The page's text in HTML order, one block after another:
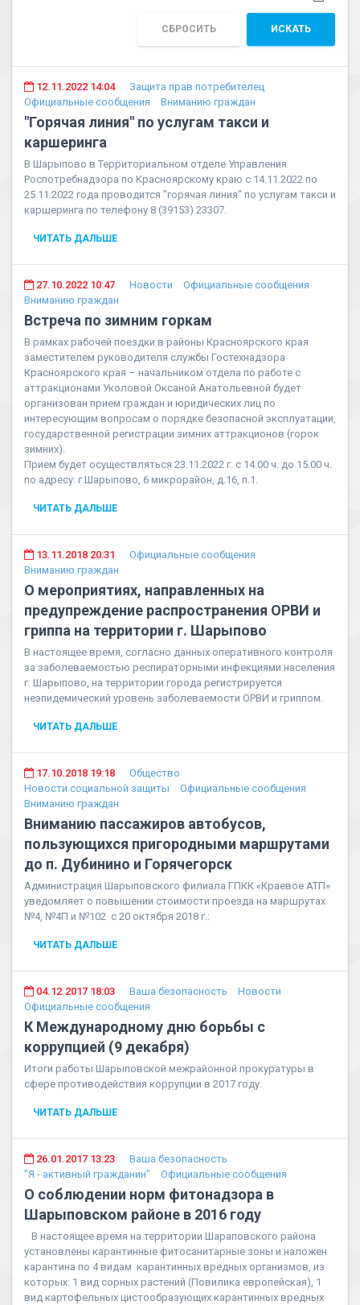
СБРОСИТЬ ИСКАТЬ
12.11.2022 14:04
Защита прав потребителец
Официальные сообщения
Вниманию граждан
"Горячая линия" по услугам такси и
каршеринга
В Шарыпово в Территориальном отделе Управления
Роспотребнадзора по Красноярскому краю с 14.11.2022 по
25.11.2022 года проводится "горячая линия" по услугам такси и
каршеринга по телефону 8 (39153) 23307.
ЧИТАТЬ ДАЛЬШЕ
27.10.2022 10:47 Новости
Официальные сообщения
Вниманию граждан
Встреча по зимним горкам
В рамках рабочей поездки в районы Красноярского края
заместителем руководителя службы Гостехнадзора
Красноярского края – начальником отдела по работе с
аттракционами Уколовой Оксаной Анатольевной будет
организован прием граждан и юридических лиц по
интересующим вопросам о порядке безопасной эксплуатации,
государственной регистрации зимних аттракционов (горок
зимних).
Прием будет осуществляться 23.11.2022 г. с 14.00 ч. до 15.00 ч.
по адресу: г.Шарыпово, 6 микрорайон, д.16, п.1.
ЧИТАТЬ ДАЛЬШЕ
13.11.2018 20:31
Официальные сообщения
Вниманию граждан
О мероприятиях, направленных на
предупреждение распространения ОРВИ и
гриппа на территории г. Шарыпово
В настоящее время, согласно данных оперативного контроля
за заболеваемостью респираторными инфекциями населения
г. Шарыпово, на территории города регистрируется
неэпидемический уровень заболеваемости ОРВИ и гриппом.
ЧИТАТЬ ДАЛЬШЕ
17.10.2018 19:18
Общество
Новости социальной защиты
Официальные сообщения
Вниманию граждан
Вниманию пассажиров автобусов,
пользующихся пригородными маршрутами
до п. Дубинино и Горячегорск
Администрация Шарыповского филиала ГПКК «Краевое АТП»
уведомляет о повышении стоимости проезда на маршрутах
№4, №4П и №102 с 20 октября 2018 г.:
ЧИТАТЬ ДАЛЬШЕ
04.12.2017 18:03 Ваша безопасность
Новости
Официальные сообщения
К Международному дню борьбы с
коррупцией (9 декабря)
Итоги работы Шарыповской межрайонной прокуратуры в
сфере противодействия коррупции в 2017 году.
ЧИТАТЬ ДАЛЬШЕ
26.01.2017 13:23
Ваша безопасность
"Я - активный гражданин"
Официальные сообщения
О соблюдении норм фитонадзора в
Шарыповском районе в 2016 году
В настоящее время на территории Шараповского района
установлены карантинные фитосанитарные зоны и наложен
карантина по 4 видам карантинных вредных организмов, из
которых: 1 вид сорных растений (Повилика европейская), 1
вид картофельных цистообразующих карантинных вредных